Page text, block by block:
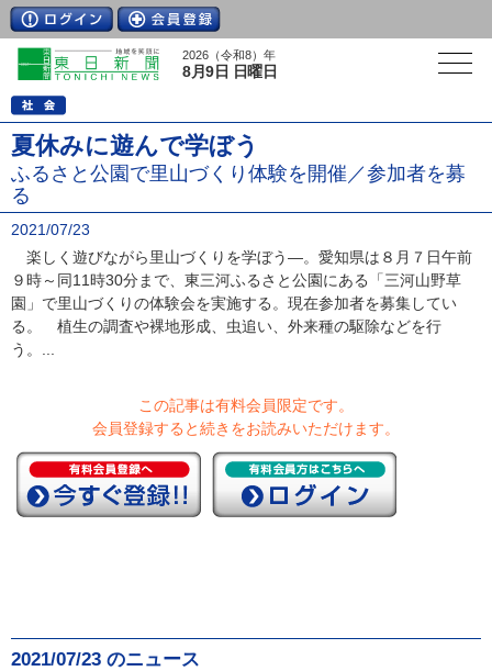
2026（令和8）年
8月9日 日曜日
夏休みに遊んで学ぼう
ふるさと公園で里山づくり体験を開催／参加者を募
る
2021/07/23
楽しく遊びながら里山づくりを学ぼう―。愛知県は８月７日午前
９時～同11時30分まで、東三河ふるさと公園にある「三河山野草
園」で里山づくりの体験会を実施する。現在参加者を募集してい
る。 植生の調査や裸地形成、虫追い、外来種の駆除などを行
う。...
この記事は有料会員限定です。
会員登録すると続きをお読みいただけます。
2021/07/23 のニュース